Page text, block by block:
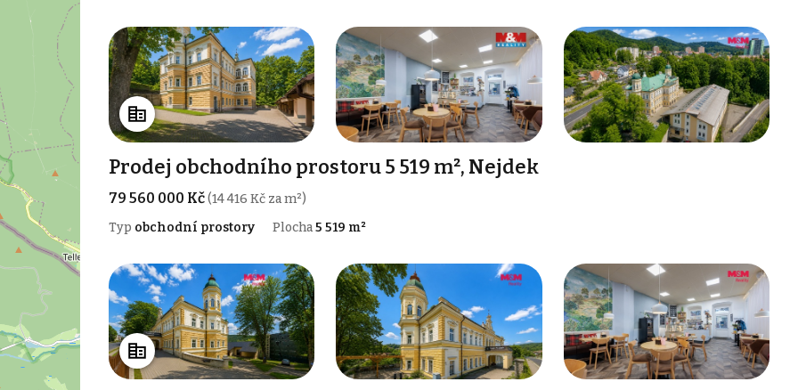
Prodej obchodního prostoru 5 519 m², Nejdek
79 560 000 Kč(14 416 Kč za m²)
Typ obchodní prostory Plocha5 519 m²